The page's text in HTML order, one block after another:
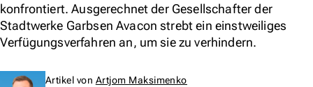
konfrontiert. Ausgerechnet der Gesellschafter der
Stadtwerke Garbsen Avacon strebt ein einstweiliges
Verfügungsverfahren an, um sie zu verhindern.
Artikel von Artjom Maksimenko